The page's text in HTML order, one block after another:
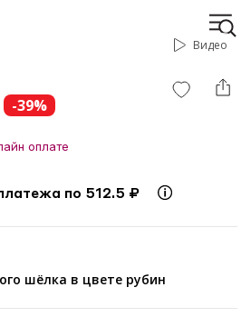
Видео
-39%
оплате
по 512.5 ₽
шёлка в цвете рубин